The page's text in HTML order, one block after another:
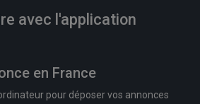
avec l'application
en France
pour déposer vos annonces